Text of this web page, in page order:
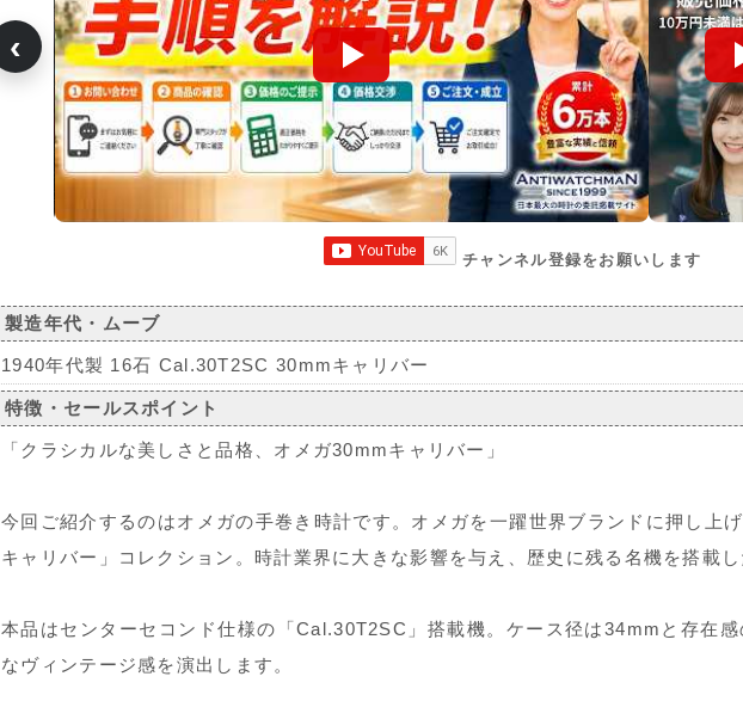
‹
チャンネル登録をお願いします
製造年代・ムーブ
1940年代製 16石 Cal.30T2SC 30mmキャリバー
特徴・セールスポイント
「クラシカルな美しさと品格、オメガ30mmキャリバー」
今回ご紹介するのはオメガの手巻き時計です。オメガを一躍世界ブランドに押し上
キャリバー」コレクション。時計業界に大きな影響を与え、歴史に残る名機を搭載し
本品はセンターセコンド仕様の「Cal.30T2SC」搭載機。ケース径は34mmと存在
なヴィンテージ感を演出します。